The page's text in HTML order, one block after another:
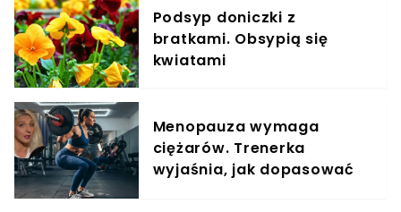
Podsyp doniczki z
bratkami. Obsypią się
kwiatami
Menopauza wymaga
ciężarów. Trenerka
wyjaśnia, jak dopasować